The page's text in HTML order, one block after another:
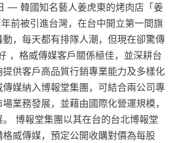
— 韓國知名藝人姜虎東的烤肉店「姜
前被引進台灣，在台中開立第一間旗
，每天都有排隊人潮，但現在卻驚傳
，格威傳媒客戶關係極佳，並深耕台
供客戶高品質行銷專業能力及多樣化
媒納入博報堂集團，可結合兩公司專
業務發展，並藉由國際化營運規模，
博報堂集團以其在台的台北博報堂
威傳媒，預定公開收購對價為每股